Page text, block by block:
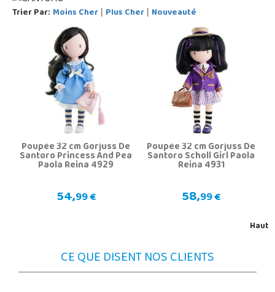
Trier Par: Moins Cher | Plus Cher | Nouveauté
Poupée 32 cm Gorjuss De
Santoro Princess And Pea
Paola Reina 4929
54,99 €
Poupée 32 cm Gorjuss De
Santoro Scholl Girl Paola
Reina 4931
58,99 €
Haut
CE QUE DISENT NOS CLIENTS